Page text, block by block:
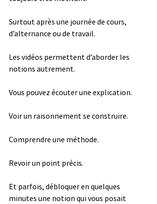
Surtout après une journée de cours,
d’alternance ou de travail.
Les vidéos permettent d’aborder les
notions autrement.
Vous pouvez écouter une explication.
Voir un raisonnement se construire.
Comprendre une méthode.
Revoir un point précis.
Et parfois, débloquer en quelques
minutes une notion qui vous posait